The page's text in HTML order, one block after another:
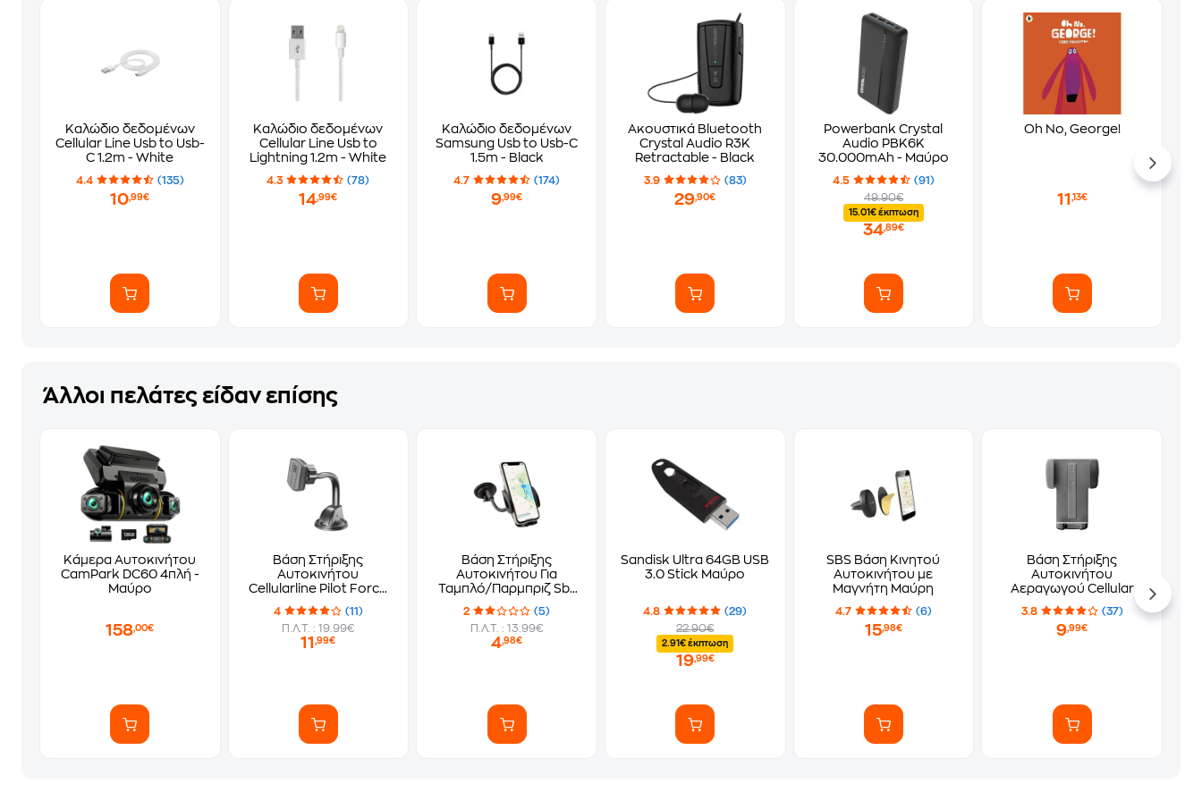
Καλώδιο δεδομένων
Cellular Line Usb to Usb-
C 1.2m - White
4.4 (135)
10,99€
Καλώδιο δεδομένων
Cellular Line Usb to
Lightning 1.2m - White
4.3 (78)
14,99€
Καλώδιο δεδομένων
Samsung Usb to Usb-C
1.5m - Black
4.7 (174)
9,99€
Ακουστικά Bluetooth
Crystal Audio R3K
Retractable - Black
3.9 (83)
29,90€
Powerbank Crystal
Audio PBK6K
30.000mAh - Μαύρο
4.5
(91)
49.90€
15.01€ έκπτωση
34,89€
Oh No, George!
11 ,13€
Άλλοι πελάτες είδαν επίσης
Κάμερα Αυτοκινήτου
CamPark DC60 4πλή -
Μαύρο
158,00€
Βάση Στήριξης
Αυτοκινήτου
Cellularline Pilot Force
Με Βεντούζα - Μαύρο
4
(11)
Π.Λ.Τ. : 19.99€
11,99€
Βάση Στήριξης
Αυτοκινήτου Για
Ταμπλό/Παρμπριζ Sbs
Windshield - Μαύρο
2
(5)
Π.Λ.Τ. : 13.99€
4,98€
Sandisk Ultra 64GB USB
3.0 Stick Μαύρο
4.8
(29)
22.90€
2.91€ έκπτωση
19,99€
SBS Βάση Κινητού
Αυτοκινήτου με
Μαγνήτη Μαύρη
4.7 (6)
15,98€
Βάση Στήριξης
Αυτοκινήτου
Αεραγωγού Cellular
Line - Μαύρο
3.8 (37)
9,99€